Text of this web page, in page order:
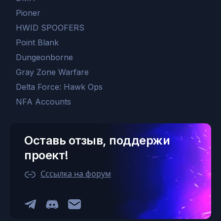
Pioner
HWID SPOOFERS
Point Blank
Dungeonborne
Gray Zone Warfare
Delta Force: Hawk Ops
NFA Accounts
Оставь отзыв, поддержи
проект!
Сссылка на форум